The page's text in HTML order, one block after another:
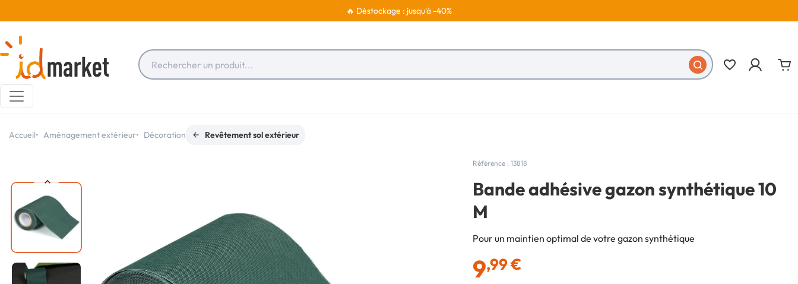
🔥 Déstockage : jusqu'à -40%
favorite_border
Accueil Aménagement extérieur Décoration Revêtement sol extérieur
Référence : 13818
Bande adhésive gazon synthétique 10
M
Pour un maintien optimal de votre gazon synthétique
9,99 €